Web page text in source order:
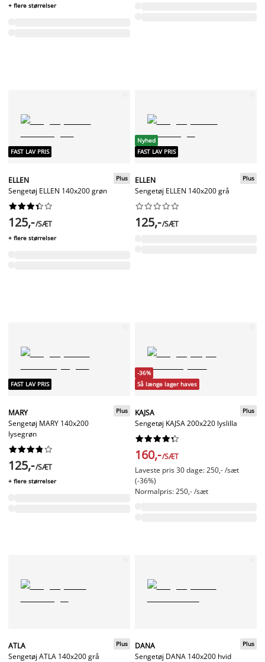
+ flere størrelser
FAST LAV PRIS
ELLEN
Sengetøj ELLEN 140x200 grøn
Plus






125,-/SÆT
+ flere størrelser
Nyhed
FAST LAV PRIS
ELLEN
Sengetøj ELLEN 140x200 grå
Plus






125,-/SÆT
FAST LAV PRIS
MARY
Sengetøj MARY 140x200
lysegrøn
Plus






125,-/SÆT
+ flere størrelser
-36%
Så længe lager haves
KAJSA
Sengetøj KAJSA 200x220 lyslilla
Plus






160,-/SÆT
Laveste pris 30 dage: 250,- /sæt
(-36%)
Normalpris: 250,- /sæt
ATLA
Sengetøj ATLA 140x200 grå
Plus
DANA
Sengetøj DANA 140x200 hvid
Plus